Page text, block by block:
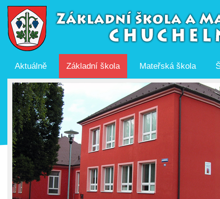
Aktuálně Základní škola Mateřská škola